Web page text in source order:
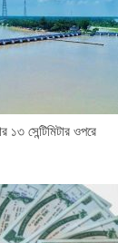
১৩ সেন্টিমিটার ওপরে